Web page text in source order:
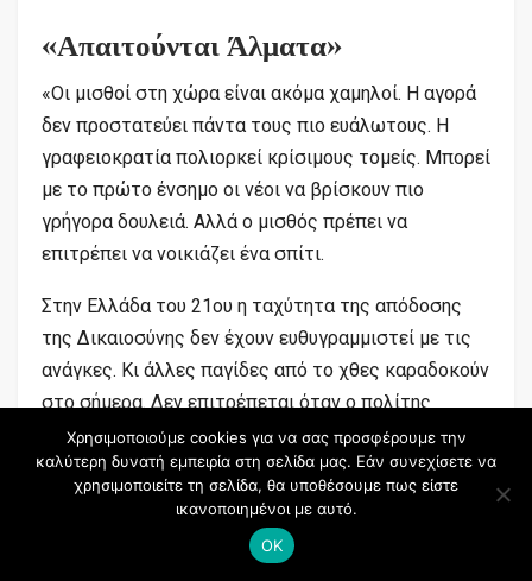
«Απαιτούνται Άλματα»
«Οι μισθοί στη χώρα είναι ακόμα χαμηλοί. Η αγορά
δεν προστατεύει πάντα τους πιο ευάλωτους. Η
γραφειοκρατία πολιορκεί κρίσιμους τομείς. Μπορεί
με το πρώτο ένσημο οι νέοι να βρίσκουν πιο
γρήγορα δουλειά. Αλλά ο μισθός πρέπει να
επιτρέπει να νοικιάζει ένα σπίτι.
Στην Ελλάδα του 21ου η ταχύτητα της απόδοσης
της Δικαιοσύνης δεν έχουν ευθυγραμμιστεί με τις
ανάγκες. Κι άλλες παγίδες από το χθες καραδοκούν
στο σήμερα. Δεν επιτρέπεται όταν ο πολίτης
χρειαστεί να εμφανιστεί στο γκισέ λίγοι υπάλληλοι
να τον ταλαιπωρούν. Δεν μπορεί στα Νοσοκομεία
να υπάρχουν παράπονα. Πρώτος εγώ ξέρω καλά τα
βήματα που γίνονται αλλά ξέρω καλύτερα τα
άλματα που απαιτούνται.
Χρησιμοποιούμε cookies για να σας προσφέρουμε την
καλύτερη δυνατή εμπειρία στη σελίδα μας. Εάν συνεχίσετε να
χρησιμοποιείτε τη σελίδα, θα υποθέσουμε πως είστε
ικανοποιημένοι με αυτό.
OK